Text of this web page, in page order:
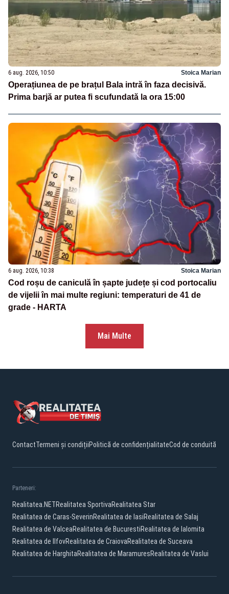
6 aug. 2026, 10:50 Stoica Marian
Operațiunea de pe brațul Bala intră în faza decisivă.
Prima barjă ar putea fi scufundată la ora 15:00
6 aug. 2026, 10:38 Stoica Marian
Cod roșu de caniculă în șapte județe și cod portocaliu
de vijelii în mai multe regiuni: temperaturi de 41 de
grade - HARTA
Mai Multe
ContactTermeni și condițiiPolitică de confidențialitateCod de conduită
Parteneri:
Realitatea.NETRealitatea SportivaRealitatea Star
Realitatea de Caras-SeverinRealitatea de IasiRealitatea de Salaj
Realitatea de ValceaRealitatea de BucurestiRealitatea de Ialomita
Realitatea de IlfovRealitatea de CraiovaRealitatea de Suceava
Realitatea de HarghitaRealitatea de MaramuresRealitatea de Vaslui